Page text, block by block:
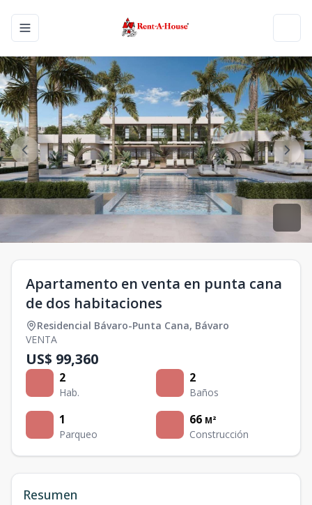
Toggle navigation menu
Apartamento en venta en punta cana
de dos habitaciones
Residencial Bávaro-Punta Cana, Bávaro
VENTA
US$ 99,360
2
Hab.
2
Baños
1
Parqueo
66 M²
Construcción
Resumen